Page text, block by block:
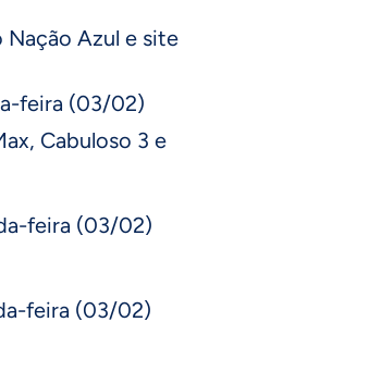
Nação Azul e site
feira (03/02)
Cabuloso 3 e
feira (03/02)
feira (03/02)